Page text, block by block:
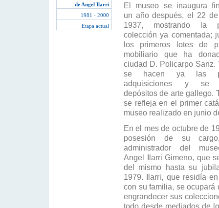
de Angel Ilarri
1981 - 2000
Etapa actual
El museo se inaugura
un año después, el 22
1937, mostrando la
colección ya comentada;
los primeros lotes de
mobiliario que ha
ciudad D. Policarpo Sanz.
se hacen ya las
adquisiciones y se
depósitos de arte gallego.
se refleja en el primer
museo realizado en junio
En el mes de octubre de
posesión de su
administrador del
Angel Ilarri Gimeno, que
del mismo hasta su
1979. Ilarri, que residía
con su familia, se ocupará
engrandecer sus
todo desde mediados de